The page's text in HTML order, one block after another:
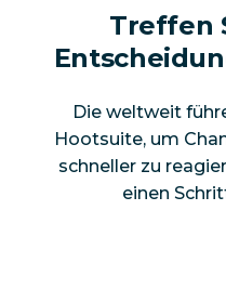
Treffen
Die weltweit
Hootsuite, um
schneller zu
einen